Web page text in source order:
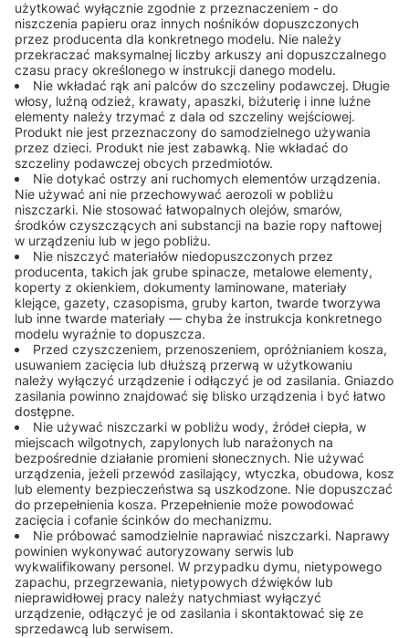
użytkować wyłącznie zgodnie z przeznaczeniem - do
niszczenia papieru oraz innych nośników dopuszczonych
przez producenta dla konkretnego modelu. Nie należy
przekraczać maksymalnej liczby arkuszy ani dopuszczalnego
czasu pracy określonego w instrukcji danego modelu.
Nie wkładać rąk ani palców do szczeliny podawczej. Długie
włosy, luźną odzież, krawaty, apaszki, biżuterię i inne luźne
elementy należy trzymać z dala od szczeliny wejściowej.
Produkt nie jest przeznaczony do samodzielnego używania
przez dzieci. Produkt nie jest zabawką. Nie wkładać do
szczeliny podawczej obcych przedmiotów.
Nie dotykać ostrzy ani ruchomych elementów urządzenia.
Nie używać ani nie przechowywać aerozoli w pobliżu
niszczarki. Nie stosować łatwopalnych olejów, smarów,
środków czyszczących ani substancji na bazie ropy naftowej
w urządzeniu lub w jego pobliżu.
Nie niszczyć materiałów niedopuszczonych przez
producenta, takich jak grube spinacze, metalowe elementy,
koperty z okienkiem, dokumenty laminowane, materiały
klejące, gazety, czasopisma, gruby karton, twarde tworzywa
lub inne twarde materiały — chyba że instrukcja konkretnego
modelu wyraźnie to dopuszcza.
Przed czyszczeniem, przenoszeniem, opróżnianiem kosza,
usuwaniem zacięcia lub dłuższą przerwą w użytkowaniu
należy wyłączyć urządzenie i odłączyć je od zasilania. Gniazdo
zasilania powinno znajdować się blisko urządzenia i być łatwo
dostępne.
Nie używać niszczarki w pobliżu wody, źródeł ciepła, w
miejscach wilgotnych, zapylonych lub narażonych na
bezpośrednie działanie promieni słonecznych. Nie używać
urządzenia, jeżeli przewód zasilający, wtyczka, obudowa, kosz
lub elementy bezpieczeństwa są uszkodzone. Nie dopuszczać
do przepełnienia kosza. Przepełnienie może powodować
zacięcia i cofanie ścinków do mechanizmu.
Nie próbować samodzielnie naprawiać niszczarki. Naprawy
powinien wykonywać autoryzowany serwis lub
wykwalifikowany personel. W przypadku dymu, nietypowego
zapachu, przegrzewania, nietypowych dźwięków lub
nieprawidłowej pracy należy natychmiast wyłączyć
urządzenie, odłączyć je od zasilania i skontaktować się ze
sprzedawcą lub serwisem.